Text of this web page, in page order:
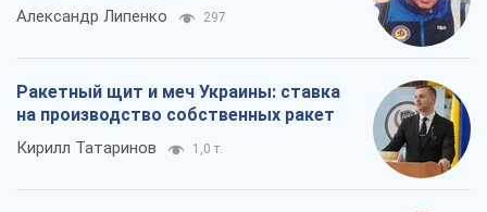
Александр Липенко 297
Ракетный щит и меч Украины: ставка
на производство собственных ракет
Кирилл Татаринов 1,0 т.